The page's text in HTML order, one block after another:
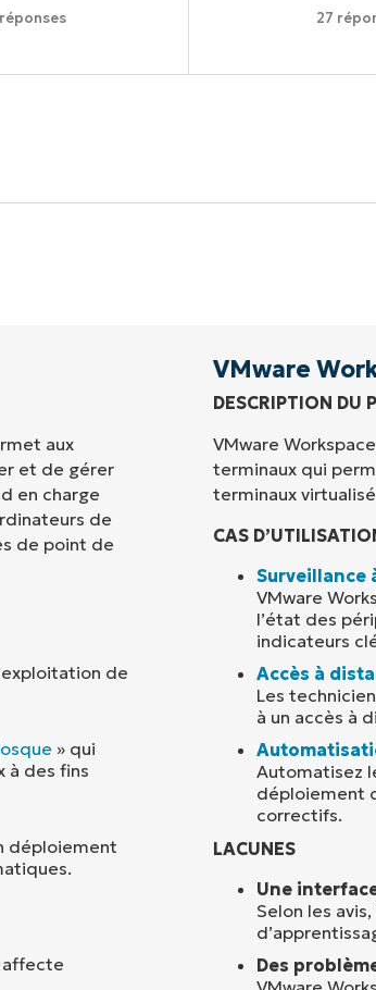
27
aux
et de gérer
en charge
de
de point de
de
» qui
à des fins
déploiement
affecte
VMware
DESCRIPTION DU
VMware
terminaux qui
terminaux
CAS
Surveillance
VMware
l’état des
indicateurs
Accès à
Les
à un accès à
Automatisez
déploiement
correctifs.
LACUNES
Une
Selon les
Des
Company